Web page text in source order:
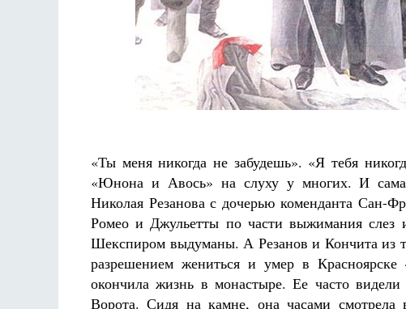
«Ты меня никогда не забудешь». «Я тебя
«Юнона и Авось» на слуху у многих. И сама
Николая Резанова с дочерью коменданта Сан-
Ромео и Джульетты по части выжимания слез
Шекспиром выдуманы. А Резанов и Кончита из
разрешением жениться и умер в
окончила жизнь в монастыре. Ее часто
Ворота. Сидя на камне, она часами